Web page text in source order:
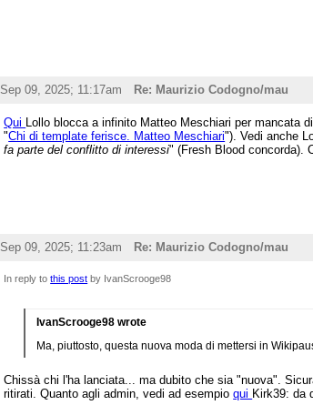
Sep 09, 2025; 11:17am Re: Maurizio Codogno/mau
Qui
Lollo blocca a infinito Matteo Meschiari per
"Chi di template ferisce. Matteo Meschiari"). Vedi anche
fa parte del conflitto di interessi" (Fresh Blood concorda).
Sep 09, 2025; 11:23am Re: Maurizio Codogno/mau
In reply tothis post by IvanScrooge98
IvanScrooge98 wrote
Ma, piuttosto, questa nuova moda di mettersi in
Chissà chi l'ha lanciata... ma dubito che sia "nuova".
ritirati. Quanto agli admin, vedi ad esempioqui Kirk39: da